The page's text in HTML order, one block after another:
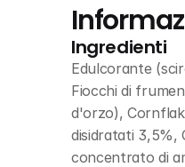
Ingredienti
Edulcorante
Fiocchi di
d'orzo),
disidratati 3,5%,
concentrato di